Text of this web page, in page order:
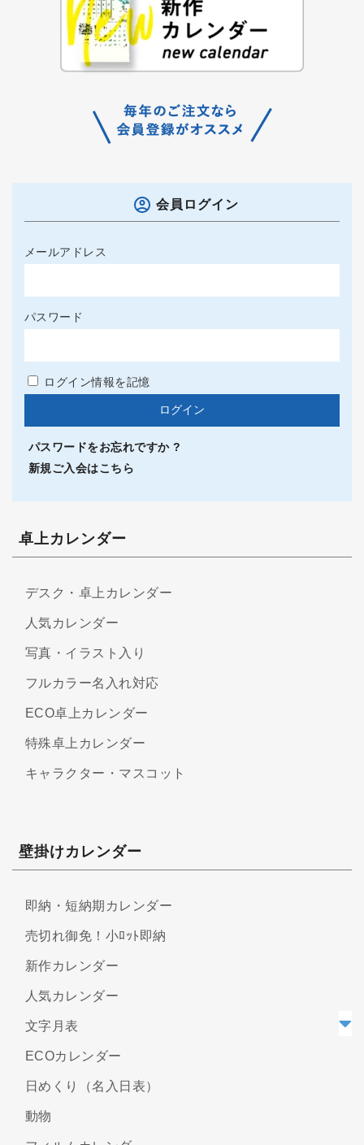
会員ログイン
メールアドレス
パスワード
ログイン情報を記憶
パスワードをお忘れですか ?
新規ご入会はこちら
卓上カレンダー
デスク・卓上カレンダー
人気カレンダー
写真・イラスト入り
フルカラー名入れ対応
ECO卓上カレンダー
特殊卓上カレンダー
キャラクター・マスコット
壁掛けカレンダー
即納・短納期カレンダー
売切れ御免！小ﾛｯﾄ即納
新作カレンダー
人気カレンダー
文字月表
ECOカレンダー
日めくり（名入日表）
動物